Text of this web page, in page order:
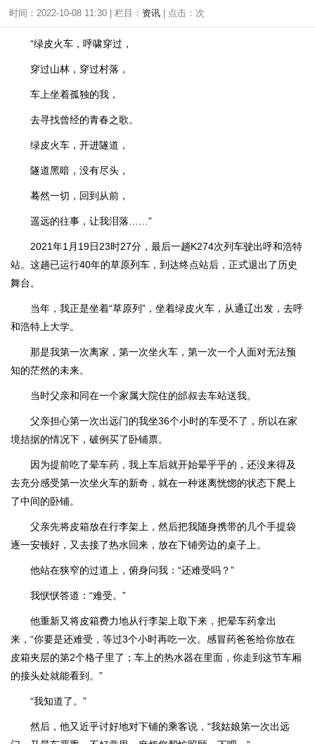
时间：2022-10-08 11:30 | 栏目： 资讯 | 点击： 次
“绿皮火车，呼啸穿过，
穿过山林，穿过村落，
车上坐着孤独的我，
去寻找曾经的青春之歌。
绿皮火车，开进隧道，
隧道黑暗，没有尽头，
蓦然一切，回到从前，
遥远的往事，让我泪落……”
2021年1月19日23时27分，最后一趟K274次列车驶出呼和浩特
站。这趟已运行40年的草原列车，到达终点站后，正式退出了历史
舞台。
当年，我正是坐着“草原列”，坐着绿皮火车，从通辽出发，去呼
和浩特上大学。
那是我第一次离家，第一次坐火车，第一次一个人面对无法预
知的茫然的未来。
当时父亲和同在一个家属大院住的邰叔去车站送我。
父亲担心第一次出远门的我坐36个小时的车受不了，所以在家
境拮据的情况下，破例买了卧铺票。
因为提前吃了晕车药，我上车后就开始晕乎乎的，还没来得及
去充分感受第一次坐火车的新奇，就在一种迷离恍惚的状态下爬上
了中间的卧铺。
父亲先将皮箱放在行李架上，然后把我随身携带的几个手提袋
逐一安顿好，又去接了热水回来，放在下铺旁边的桌子上。
他站在狭窄的过道上，俯身问我：“还难受吗？”
我恹恹答道：“难受。”
他重新又将皮箱费力地从行李架上取下来，把晕车药拿出
来，“你要是还难受，等过3个小时再吃一次。感冒药爸爸给你放在
皮箱夹层的第2个格子里了；车上的热水器在里面，你走到这节车厢
的接头处就能看到。”
“我知道了。”
然后，他又近乎讨好地对下铺的乘客说，“我姑娘第一次出远